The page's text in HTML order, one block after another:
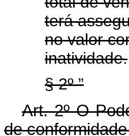
terá
no valor
inatividade.
§ 2º ”
Art. 2º O
de